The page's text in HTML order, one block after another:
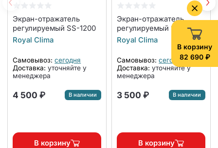
В корзину
82 690 ₽
Экран-отражатель
регулируемый SS-1200
Royal Clima
Самовывоз: сегодня
Доставка: уточняйте у
менеджера
4 500 ₽ В наличии
В корзину
Экран-отражатель
регулируемый SS-840
Royal Clima
Самовывоз: сегодня
Доставка: уточняйте у
менеджера
3 500 ₽ В наличии
В корзину